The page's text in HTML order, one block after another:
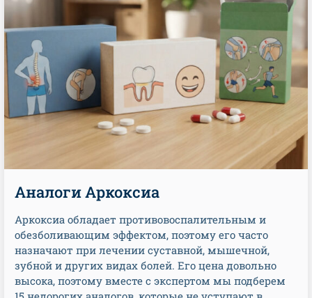
Аналоги Аркоксиа
Аркоксиа обладает противовоспалительным и
обезболивающим эффектом, поэтому его часто
назначают при лечении суставной, мышечной,
зубной и других видах болей. Его цена довольно
высока, поэтому вместе с экспертом мы подберем